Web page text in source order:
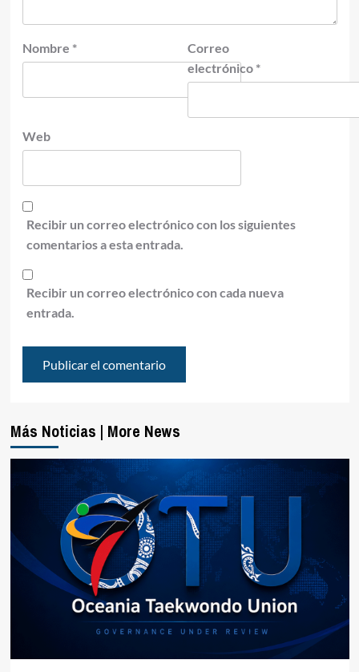
Nombre *
Correo
electrónico *
Web
Recibir un correo electrónico con los siguientes
comentarios a esta entrada.
Recibir un correo electrónico con cada nueva
entrada.
Más Noticias | More News